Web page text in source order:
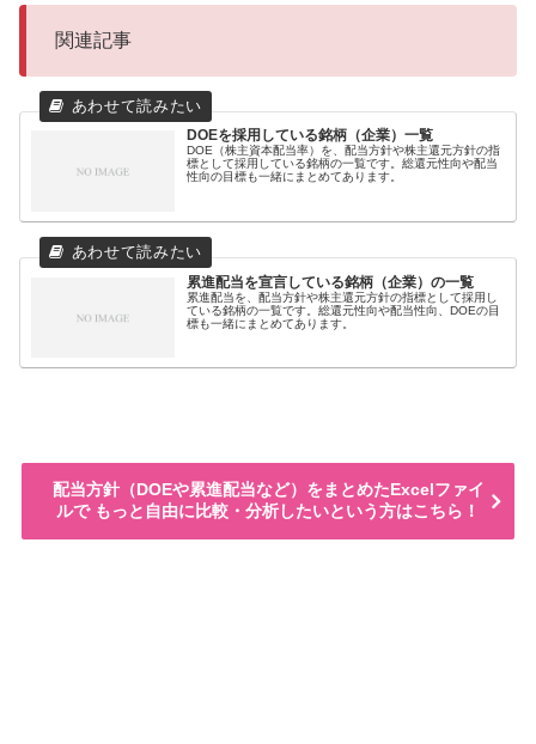
関連記事
DOEを採用している銘柄（企業）一覧
DOE（株主資本配当率）を、配当方針や株主還元方針の指
標として採用している銘柄の一覧です。総還元性向や配当
性向の目標も一緒にまとめてあります。
累進配当を宣言している銘柄（企業）の一覧
累進配当を、配当方針や株主還元方針の指標として採用し
ている銘柄の一覧です。総還元性向や配当性向、DOEの目
標も一緒にまとめてあります。
配当方針（DOEや累進配当など）をまとめたExcelファイ
ルで もっと自由に比較・分析したいという方はこちら！